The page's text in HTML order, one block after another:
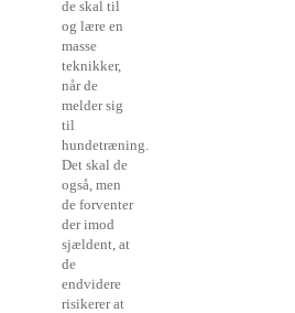
de skal til
og lære en
masse
teknikker,
når de
melder sig
til
hundetræning.
Det skal de
også, men
de forventer
der imod
sjældent, at
de
endvidere
risikerer at